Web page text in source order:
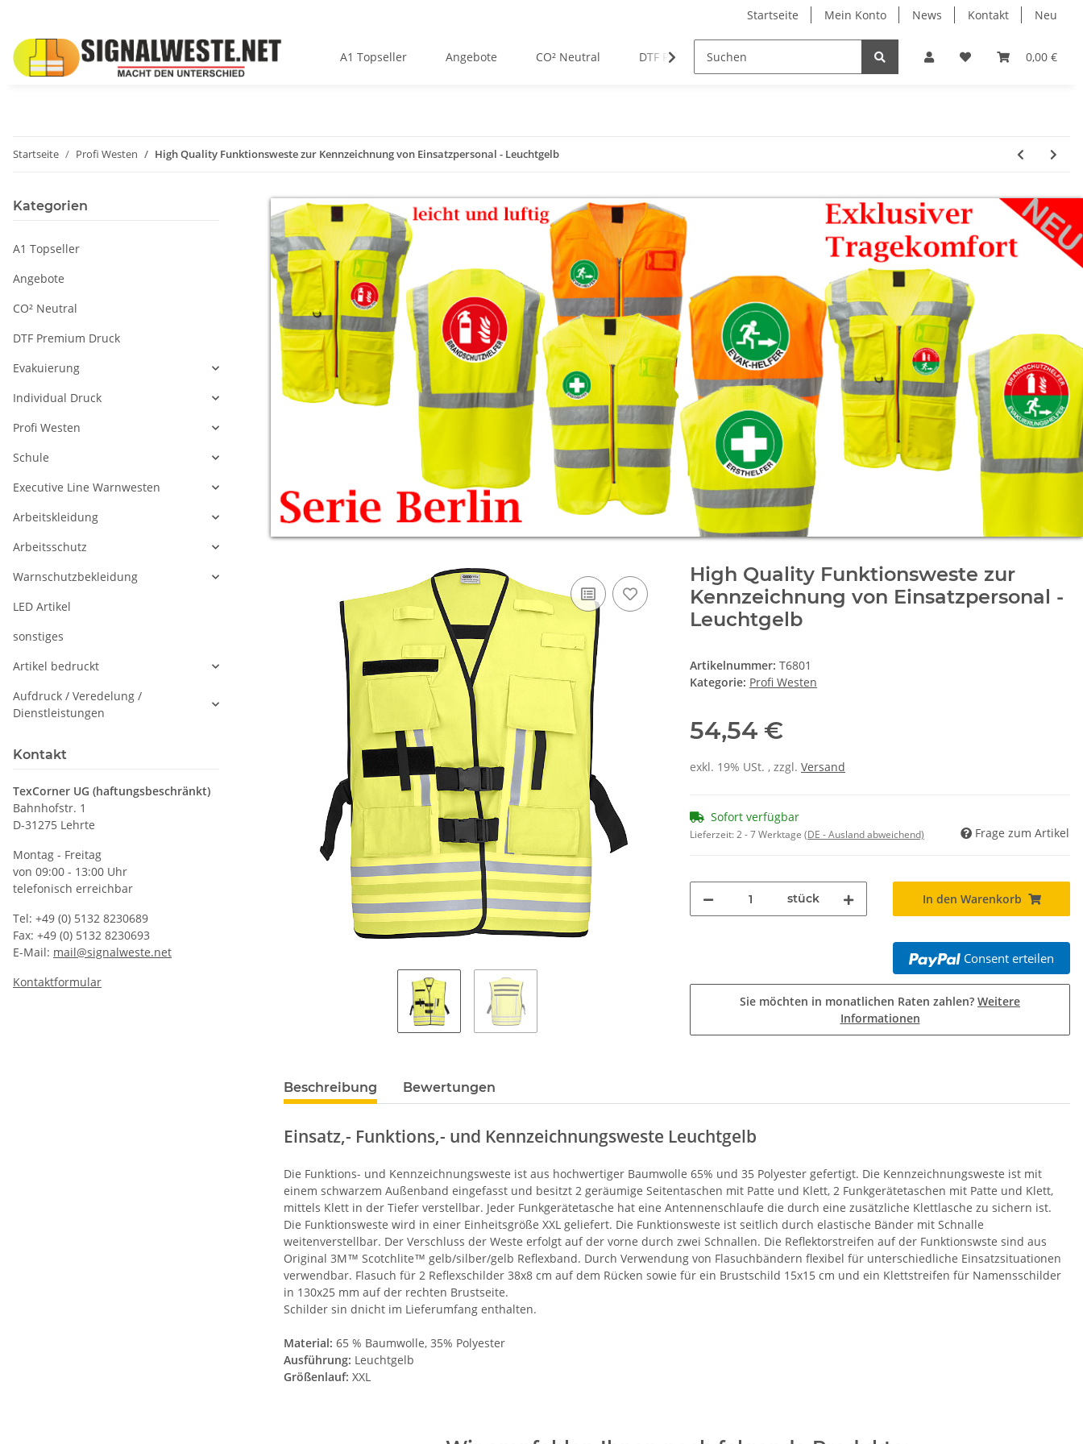
Startseite Mein Konto News Kontakt Neu
0,00 €
A1 Topseller Angebote CO² Neutral DTF Premium Druck Individual Druck Profi
Startseite Profi Westen High Quality Funktionsweste zur Kennzeichnung von Einsatzpersonal - Leuchtgelb
High Quality Funktionsweste zur
Kennzeichnung von Einsatzpersonal -
Leuchtgelb
Artikelnummer: T6801
Kategorie: Profi Westen
54,54 €
exkl. 19% USt. , zzgl. Versand
Sofort verfügbar
Lieferzeit:2 - 7 Werktage (DE - Ausland abweichend) Frage zum Artikel
stück In den Warenkorb
Consent erteilen
Sie möchten in monatlichen Raten zahlen? Weitere
Informationen
Beschreibung Bewertungen
Einsatz,- Funktions,- und Kennzeichnungsweste Leuchtgelb
Die Funktions- und Kennzeichnungsweste ist aus hochwertiger Baumwolle 65% und 35 Polyester gefertigt. Die Kennzeichnungsweste ist mit
einem schwarzem Außenband eingefasst und besitzt 2 geräumige Seitentaschen mit Patte und Klett, 2 Funkgerätetaschen mit Patte und Klett,
mittels Klett in der Tiefer verstellbar. Jeder Funkgerätetasche hat eine Antennenschlaufe die durch eine zusätzliche Klettlasche zu sichern ist.
Die Funktionsweste wird in einer Einheitsgröße XXL geliefert. Die Funktionsweste ist seitlich durch elastische Bänder mit Schnalle
weitenverstellbar. Der Verschluss der Weste erfolgt auf der vorne durch zwei Schnallen. Die Reflektorstreifen auf der Funktionswste sind aus
Original 3M™ Scotchlite™ gelb/silber/gelb Reflexband. Durch Verwendung von Flasuchbändern flexibel für unterschiedliche Einsatzsituationen
verwendbar. Flasuch für 2 Reflexschilder 38x8 cm auf dem Rücken sowie für ein Brustschild 15x15 cm und ein Klettstreifen für Namensschilder
in 130x25 mm auf der rechten Brustseite.
Schilder sin dnicht im Lieferumfang enthalten.
Material: 65 % Baumwolle, 35% Polyester
Ausführung: Leuchtgelb
Größenlauf: XXL
Kategorien
A1 Topseller
Angebote
CO² Neutral
DTF Premium Druck
Evakuierung
Individual Druck
Profi Westen
Schule
Executive Line Warnwesten
Arbeitskleidung
Arbeitsschutz
Warnschutzbekleidung
LED Artikel
sonstiges
Artikel bedruckt
Aufdruck / Veredelung /
Dienstleistungen
Kontakt
TexCorner UG (haftungsbeschränkt)
Bahnhofstr. 1
D-31275 Lehrte
Montag - Freitag
von 09:00 - 13:00 Uhr
telefonisch erreichbar
Tel: +49 (0) 5132 8230689
Fax: +49 (0) 5132 8230693
E-Mail: mail@signalweste.net
Kontaktformular